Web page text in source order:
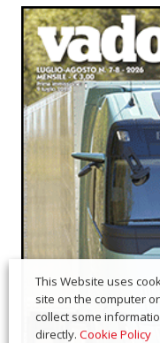
This Website uses
site on the computer
collect some
directly. Cookie Policy